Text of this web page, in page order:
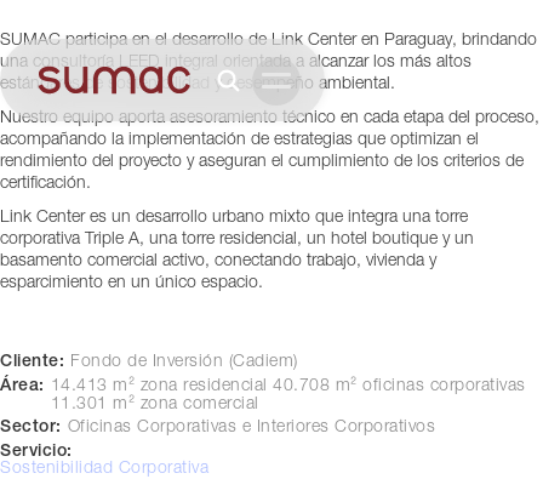
SUMAC participa en el desarrollo de Link Center en Paraguay, brindando
una consultoría LEED integral orientada a alcanzar los más altos
estándares de sostenibilidad y desempeño ambiental.
Nuestro equipo aporta asesoramiento técnico en cada etapa del proceso,
acompañando la implementación de estrategias que optimizan el
rendimiento del proyecto y aseguran el cumplimiento de los criterios de
certificación.
Link Center es un desarrollo urbano mixto que integra una torre
corporativa Triple A, una torre residencial, un hotel boutique y un
basamento comercial activo, conectando trabajo, vivienda y
esparcimiento en un único espacio.
Cliente: Fondo de Inversión (Cadiem)
Área: 14.413 m² zona residencial 40.708 m² oficinas corporativas
11.301 m² zona comercial
Sector: Oficinas Corporativas e Interiores Corporativos
Servicio:
Sostenibilidad Corporativa